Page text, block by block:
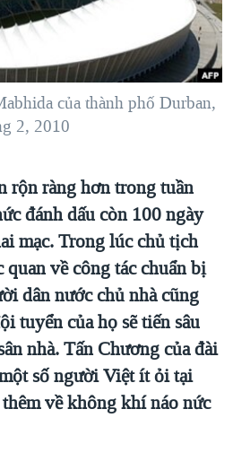
TẠI DẢI GAZA
ĐƯỜNG
NAY
Ở VIỆT NAM
KIM TẠI VIỆT NAM
PHỦ VIỆT NAM
SÓNG TRỘM HẢI SÂM
VỌNG TỪ NÔNG THÔN MỸ
của thành phố Durban,
2, 2010
rộn ràng hơn trong tuần
đánh dấu còn 100 ngày
mạc. Trong lúc chủ tịch
về công tác chuẩn bị
dân nước chủ nhà cũng
tuyển của họ sẽ tiến sâu
nhà. Tấn Chương của đài
số người Việt ít ỏi tại
về không khí náo nức